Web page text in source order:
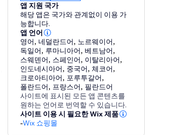
앱 지원 국가
해당 앱은 국가와 관계없이 이용 가
능합니다.
앱 언어
영어, 네덜란드어, 노르웨이어,
독일어, 루마니아어,베트남어,
스웨덴어, 스페인어, 이탈리아어,
인도네시아어, 중국어, 체코어,
크로아티아어, 포루투갈어,
폴란드어, 프랑스어, 필란드어
사이트에 표시된 모든 앱 콘텐츠를
원하는 언어로 번역할 수 있습니다.
사이트 이용 시 필요한 Wix 제품
-Wix 쇼핑몰